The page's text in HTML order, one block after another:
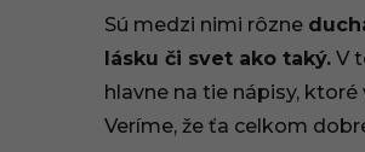
.
2
Sú medzi nimi rôzne
lásku či svet ako taký. V
hlavne na tie nápisy, ktoré
Veríme, že ťa celkom